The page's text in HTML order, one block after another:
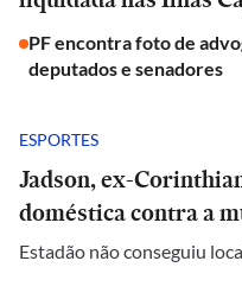
PF encontra foto de
deputados e senadores
ESPORTES
Jadson, ex-
doméstica contra a
Estadão não conseguiu